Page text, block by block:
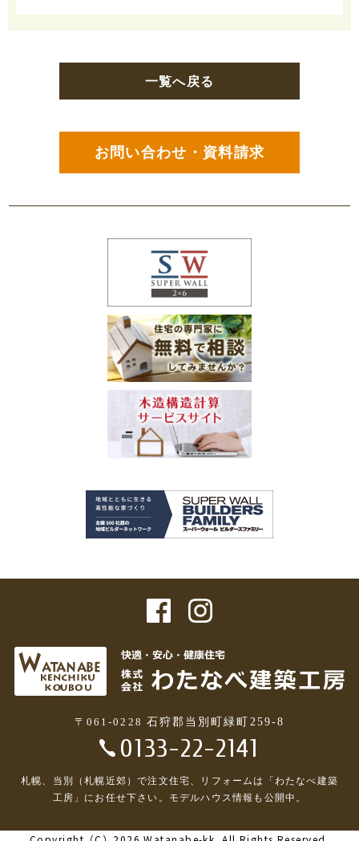
一覧へ戻る
お問い合わせ・資料請求
〒061-0228 石狩郡当別町緑町259-8
0133-22-2141
札幌、当別（札幌近郊）で注文住宅、リフォームは「わたなべ建築
工房」にお任せ下さい。 モデルハウス情報も公開中。